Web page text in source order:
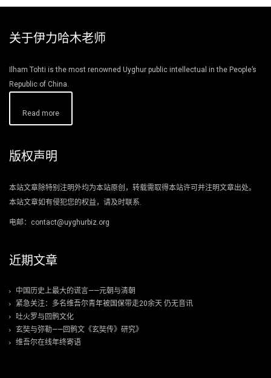
关于伊力哈木老师
Ilham Tohti is the most renowned Uyghur public intellectual in the People’s
Republic of China.
Read more
版权声明
本站文章除特别注明外均为本站原创，转载需取得本站许可并注明文章出处。
本站文章如有侵犯您的权益，请及时联系.
电邮：contact@uyghurbiz.org
近期文章
中国历史上最大的谎言——元朝与清朝
紧急关注：多名维吾尔青年被国保带走20余天 仍无音讯
吐火罗与回鹘文化
玄奘与弥勒——回鹘文《玄奘传》研究》
维吾尔在线年终寄语